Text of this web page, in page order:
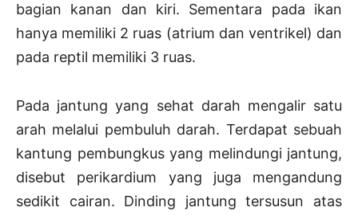
bagian kanan dan kiri. Sementara pada ikan
hanya memiliki 2 ruas (atrium dan ventrikel) dan
pada reptil memiliki 3 ruas.
Pada jantung yang sehat darah mengalir satu
arah melalui pembuluh darah. Terdapat sebuah
kantung pembungkus yang melindungi jantung,
disebut perikardium yang juga mengandung
sedikit cairan. Dinding jantung tersusun atas